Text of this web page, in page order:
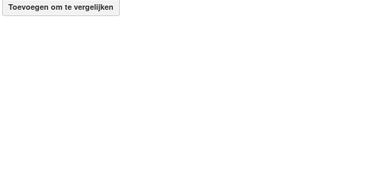
Toevoegen om te vergelijken